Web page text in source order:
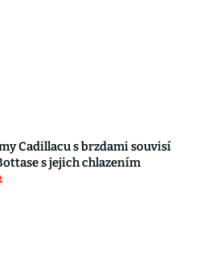
Cadillacu s brzdami souvisí
s jejich chlazením